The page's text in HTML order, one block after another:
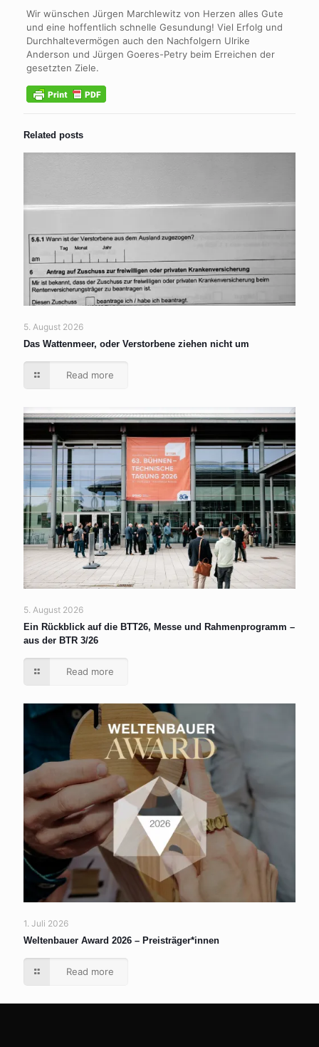
Wir wünschen Jürgen Marchlewitz von Herzen alles Gute
und eine hoffentlich schnelle Gesundung! Viel Erfolg und
Durchhaltevermögen auch den Nachfolgern Ulrike
Anderson und Jürgen Goeres-Petry beim Erreichen der
gesetzten Ziele.
Related posts
5. August 2026
Das Wattenmeer, oder Verstorbene ziehen nicht um
Read more
5. August 2026
Ein Rückblick auf die BTT26, Messe und Rahmenprogramm –
aus der BTR 3/26
Read more
1. Juli 2026
Weltenbauer Award 2026 – Preisträger*innen
Read more